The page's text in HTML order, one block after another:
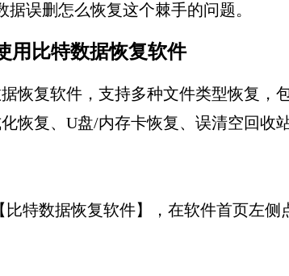
误删怎么恢复这个棘手的问题。
用比特数据恢复软件
恢复软件，支持多种文件类型恢复，
恢复、U盘/内存卡恢复、误清空回收
比特数据恢复软件】，在软件首页左